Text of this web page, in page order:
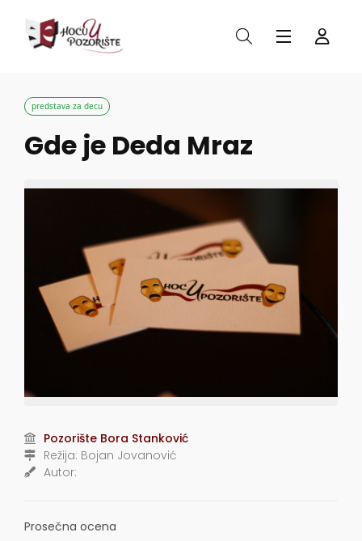
predstava za decu
Gde je Deda Mraz
Pozorište Bora Stanković
Režija: Bojan Jovanović
Autor:
Prosečna ocena